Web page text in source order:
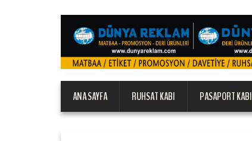
ANA SAYFA RUHSAT KABI PASAPORT KABI